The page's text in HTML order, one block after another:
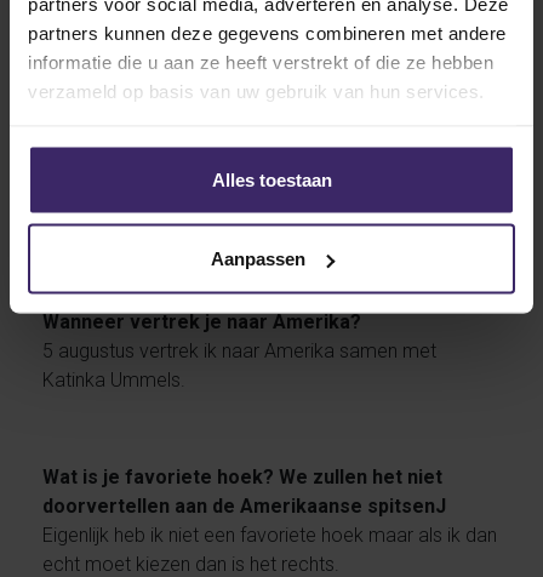
partners kunnen deze gegevens combineren met andere
informatie die u aan ze heeft verstrekt of die ze hebben
verzameld op basis van uw gebruik van hun services.
Alles toestaan
Aanpassen
team het kampioenschap pakken.
Wanneer vertrek je naar Amerika?
5 augustus vertrek ik naar Amerika samen met
Katinka Ummels.
Wat is je favoriete hoek? We zullen het niet
doorvertellen aan de Amerikaanse spitsenJ
Eigenlijk heb ik niet een favoriete hoek maar als ik dan
echt moet kiezen dan is het rechts.